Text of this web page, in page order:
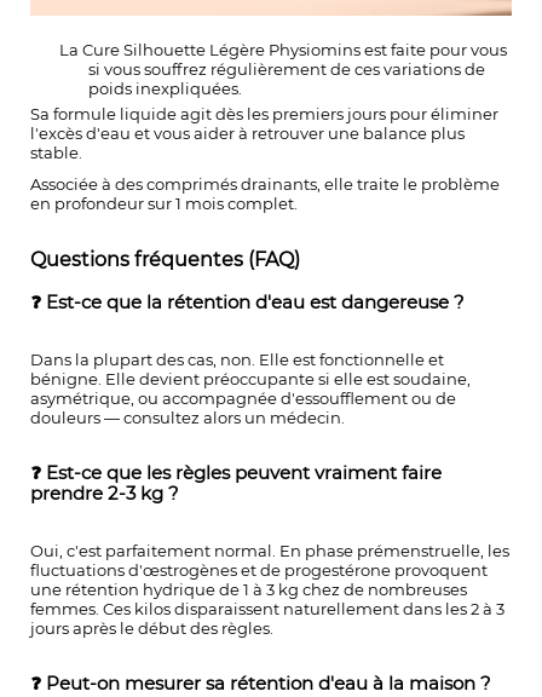
La Cure Silhouette Légère Physiomins est faite pour vous
si vous souffrez régulièrement de ces variations de
poids inexpliquées.
Sa formule liquide agit dès les premiers jours pour éliminer
l'excès d'eau et vous aider à retrouver une balance plus
stable.
Associée à des comprimés drainants, elle traite le problème
en profondeur sur 1 mois complet.
Questions fréquentes (FAQ)
❓ Est-ce que la rétention d'eau est dangereuse ?
Dans la plupart des cas, non. Elle est fonctionnelle et
bénigne. Elle devient préoccupante si elle est soudaine,
asymétrique, ou accompagnée d'essoufflement ou de
douleurs — consultez alors un médecin.
❓ Est-ce que les règles peuvent vraiment faire
prendre 2-3 kg ?
Oui, c'est parfaitement normal. En phase prémenstruelle, les
fluctuations d'œstrogènes et de progestérone provoquent
une rétention hydrique de 1 à 3 kg chez de nombreuses
femmes. Ces kilos disparaissent naturellement dans les 2 à 3
jours après le début des règles.
❓ Peut-on mesurer sa rétention d'eau à la maison ?